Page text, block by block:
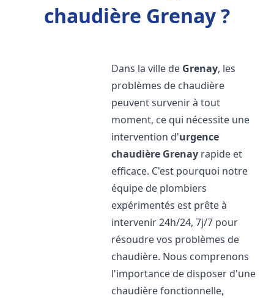
chaudière Grenay ?
Dans la ville de Grenay, les
problèmes de chaudière
peuvent survenir à tout
moment, ce qui nécessite une
intervention d'urgence
chaudière Grenay rapide et
efficace. C'est pourquoi notre
équipe de plombiers
expérimentés est prête à
intervenir 24h/24, 7j/7 pour
résoudre vos problèmes de
chaudière. Nous comprenons
l'importance de disposer d'une
chaudière fonctionnelle,